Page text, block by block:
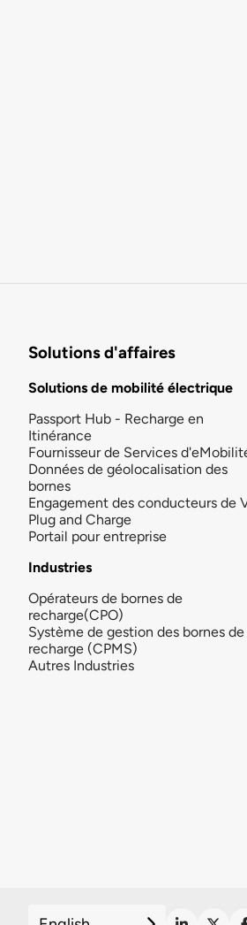
Solutions d'affaires
Solutions de mobilité électrique
Passport Hub - Recharge en
Itinérance
Fournisseur de Services
Données de géolocalisation des
bornes
Engagement des conducteurs de
Plug and Charge
Portail pour entreprise
Industries
Opérateurs de bornes de
recharge(CPO)
Système de gestion des bornes de
recharge (CPMS)
Autres Industries